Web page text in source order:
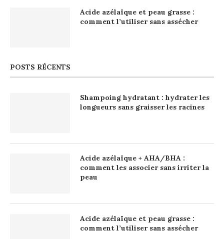
Acide azélaïque et peau grasse :
comment l’utiliser sans assécher
POSTS RÉCENTS
Shampoing hydratant : hydrater les
longueurs sans graisser les racines
Acide azélaïque + AHA/BHA :
comment les associer sans irriter la
peau
Acide azélaïque et peau grasse :
comment l’utiliser sans assécher